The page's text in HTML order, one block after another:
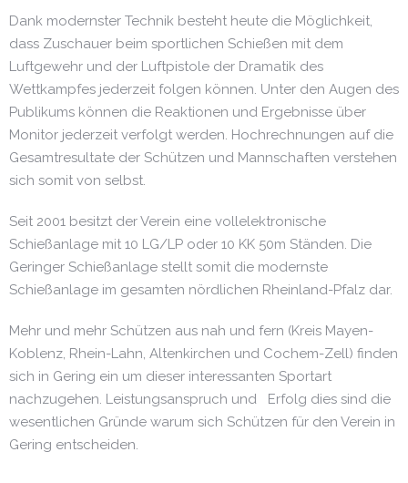
Dank modernster Technik besteht heute die Möglichkeit,
dass Zuschauer beim sportlichen Schießen mit dem
Luftgewehr und der Luftpistole der Dramatik des
Wettkampfes jederzeit folgen können. Unter den Augen des
Publikums können die Reaktionen und Ergebnisse über
Monitor jederzeit verfolgt werden. Hochrechnungen auf die
Gesamtresultate der Schützen und Mannschaften verstehen
sich somit von selbst.
Seit 2001 besitzt der Verein eine vollelektronische
Schießanlage mit 10 LG/LP oder 10 KK 50m Ständen. Die
Geringer Schießanlage stellt somit die modernste
Schießanlage im gesamten nördlichen Rheinland-Pfalz dar.
Mehr und mehr Schützen aus nah und fern (Kreis Mayen-
Koblenz, Rhein-Lahn, Altenkirchen und Cochem-Zell) finden
sich in Gering ein um dieser interessanten Sportart
nachzugehen. Leistungsanspruch und Erfolg dies sind die
wesentlichen Gründe warum sich Schützen für den Verein in
Gering entscheiden.